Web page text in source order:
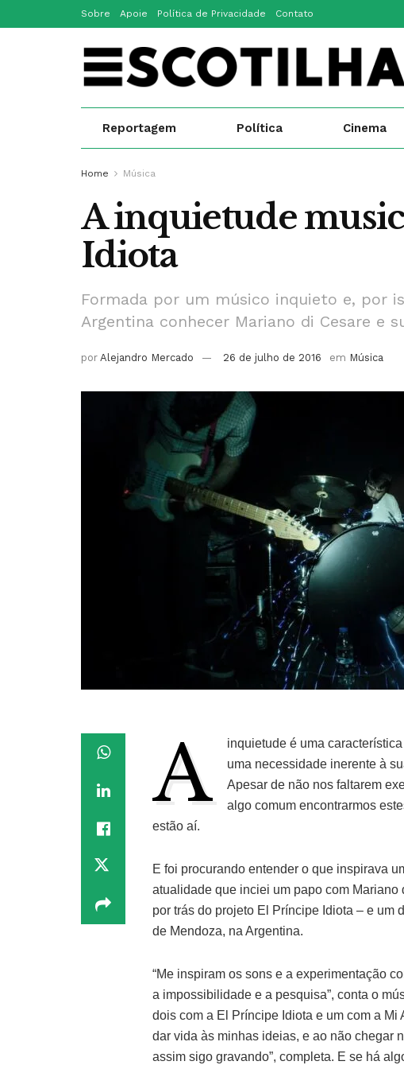
Sobre Apoie Política de Privacidade Contato
Reportagem Política Cinema
Home Música
A inquietude
Idiota
Formada por um músico inquieto e, por
Argentina conhecer Mariano di Cesare e
por Alejandro Mercado 26 de julho de 2016 em Música
A
inquietude é uma
uma necessidade inerente à
Apesar de não nos faltarem
algo comum encontrarmos
estão aí.
E foi procurando entender o que inspirava
atualidade que inciei um papo com Mariano
por trás do projeto El Príncipe Idiota – e um
de Mendoza, na Argentina.
“Me inspiram os sons e a experimentação
a impossibilidade e a pesquisa”, conta o
dois com a El Príncipe Idiota e um com a Mi
dar vida às minhas ideias, e ao não chegar
assim sigo gravando”, completa. E se há